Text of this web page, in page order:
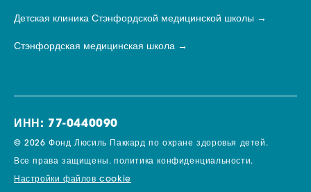
Детская клиника Стэнфордской медицинской школы
Стэнфордская медицинская школа
ИНН: 77-0440090
© 2026 Фонд Люсиль Паккард по охране здоровья детей.
Все права защищены. политика конфиденциальности.
Настройки файлов cookie